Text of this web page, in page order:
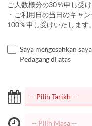
ご人数様分の30％申し受け
・ご利用日の当日のキャ
100％申し受けいたします。
Saya mengesahkan
Pedagang di atas